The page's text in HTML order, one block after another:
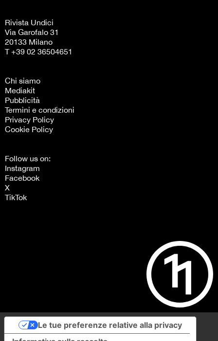
Rivista Undici
Via Garofalo 31
20133 Milano
T +39 02 36504651
Chi siamo
Mediakit
Pubblicità
Termini e condizioni
Privacy Policy
Cookie Policy
Follow us on:
Instagram
Facebook
X
TikTok
Le tue preferenze relative alla privacy